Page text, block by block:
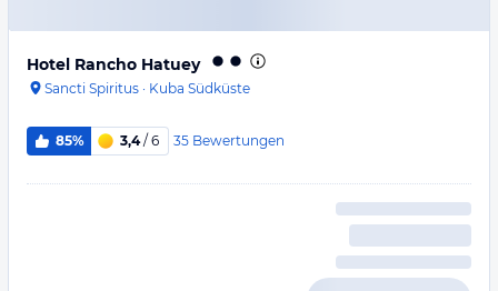
Hotel Rancho Hatuey
Sancti Spiritus · Kuba Südküste
85% 3,4/ 6 35 Bewertungen